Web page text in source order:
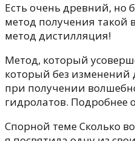
Есть очень древний, но
метод получения такой
метод дистилляция!
Метод, который
который без изменений
при получении
гидролатов. Подробнее
Спорной теме Сколько